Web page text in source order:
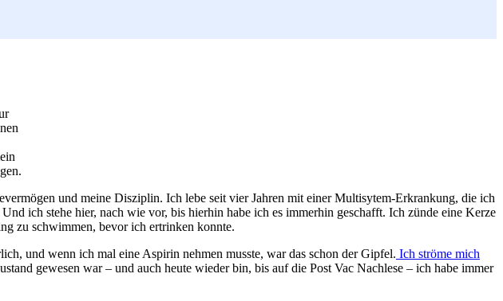
und meine Disziplin. Ich lebe seit vier Jahren mit einer Multisytem-Erkrankung, die ich
ich stehe hier, nach wie vor, bis hierhin habe ich es immerhin geschafft. Ich zünde eine Kerze
zu schwimmen, bevor ich ertrinken konnte.
und wenn ich mal eine Aspirin nehmen musste, war das schon der Gipfel. Ich ströme mich
gewesen war – und auch heute wieder bin, bis auf die Post Vac Nachlese – ich habe immer